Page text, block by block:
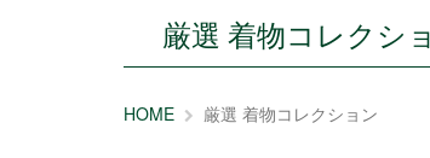
厳選 着物コレクシ
HOME 厳選 着物コレクション